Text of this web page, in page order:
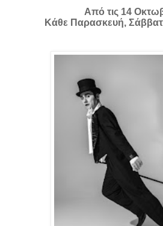
Από τις 14
Κάθε Παρασκευή,